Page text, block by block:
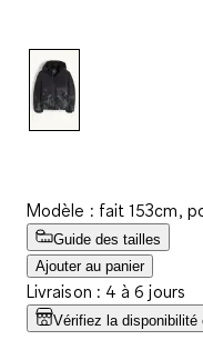
Modèle : fait 153cm,
Guide des tailles
Ajouter au panier
Livraison : 4 à 6 jours
Vérifiez la disponibilité